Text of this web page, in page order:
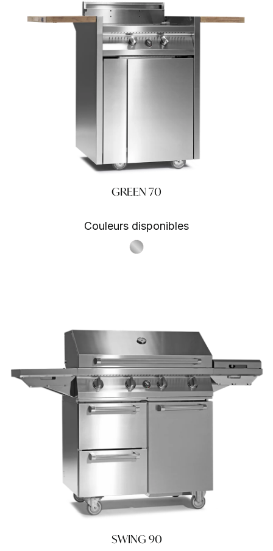
GREEN 70
Couleurs disponibles
S.Steel SS
SWING 90